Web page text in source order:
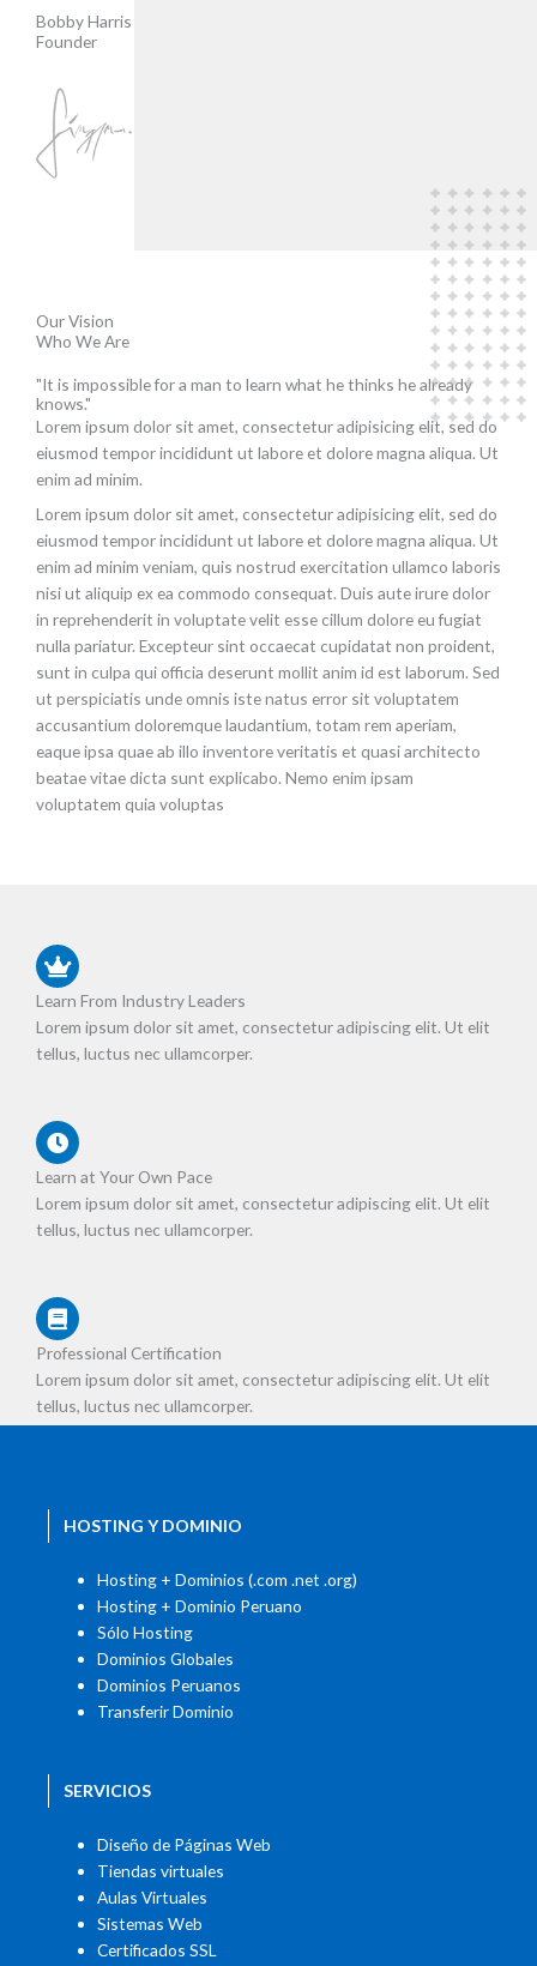
Bobby Harris
Founder
Our Vision
Who We Are
"It is impossible for a man to learn what he thinks he already
knows."
Lorem ipsum dolor sit amet, consectetur adipisicing elit, sed do
eiusmod tempor incididunt ut labore et dolore magna aliqua. Ut
enim ad minim.
Lorem ipsum dolor sit amet, consectetur adipisicing elit, sed do
eiusmod tempor incididunt ut labore et dolore magna aliqua. Ut
enim ad minim veniam, quis nostrud exercitation ullamco laboris
nisi ut aliquip ex ea commodo consequat. Duis aute irure dolor
in reprehenderit in voluptate velit esse cillum dolore eu fugiat
nulla pariatur. Excepteur sint occaecat cupidatat non proident,
sunt in culpa qui officia deserunt mollit anim id est laborum. Sed
ut perspiciatis unde omnis iste natus error sit voluptatem
accusantium doloremque laudantium, totam rem aperiam,
eaque ipsa quae ab illo inventore veritatis et quasi architecto
beatae vitae dicta sunt explicabo. Nemo enim ipsam
voluptatem quia voluptas
Learn From Industry Leaders
Lorem ipsum dolor sit amet, consectetur adipiscing elit. Ut elit
tellus, luctus nec ullamcorper.
Learn at Your Own Pace
Lorem ipsum dolor sit amet, consectetur adipiscing elit. Ut elit
tellus, luctus nec ullamcorper.
Professional Certification
Lorem ipsum dolor sit amet, consectetur adipiscing elit. Ut elit
tellus, luctus nec ullamcorper.
HOSTING Y DOMINIO
Hosting + Dominios (.com .net .org)
Hosting + Dominio Peruano
Sólo Hosting
Dominios Globales
Dominios Peruanos
Transferir Dominio
SERVICIOS
Diseño de Páginas Web
Tiendas virtuales
Aulas Virtuales
Sistemas Web
Certificados SSL